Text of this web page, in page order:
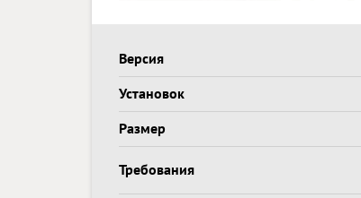
Версия
Установок
Размер
Требования